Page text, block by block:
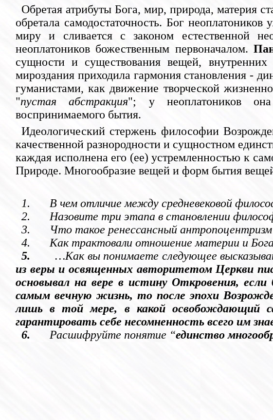
Обретая атрибуты Бога, мир, природа, материя
обретала самодостаточность. Бог
миру и сливается с законом естественной
неоплатоников божественным первоначалом.
сущности и существования вещей,
мироздания приходила гармония становления -
гуманистами, как движение творческой
"пустая абстракция"; у неоплатоников она
воспринимаемого бытия.
Идеологический стержень философии
качественной разнородности и сущностном
каждая исполнена его (ее) устремленностью к
Природе. Многообразие вещей и форм бытия
1.
В чем отличие между средневековой
2.
Назовите три этапа в становлении
3.
Что такое ренессансный
4.
Как трактовали отношение материи и
5.
…Как вы понимаете следующее
из веры и освященных авторитетом Церкви
основывал на вере в истину Откровения,
самым вечную жизнь, то после эпохи
лишь в той мере, в какой освобождающий
гарантировать себе несомненность всего им
6.
Расшифруйте понятие “единство